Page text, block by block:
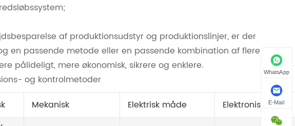
af produktionsudstyr og produktionslinjer, er der
en passende metode eller en passende kombination af flere
pålideligt, mere økonomisk, sikrere og enklere.
og kontrolmetoder
Mekanisk Elektrisk måde Elektronisk
WhatsApp
E-Mail